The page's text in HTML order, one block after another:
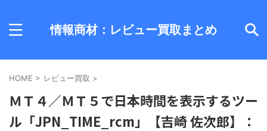
情報商材：レビュー買取まとめ
HOME > レビュー買取 >
ＭＴ４／ＭＴ５で日本時間を表示するツー
ル「JPN_TIME_rcm」【吉崎 佐次郎】：